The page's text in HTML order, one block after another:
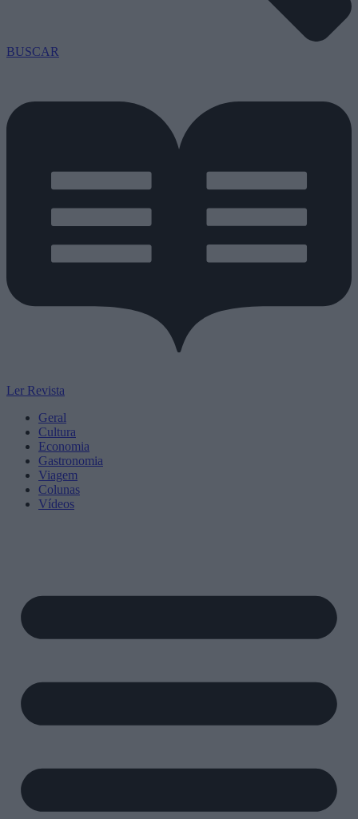
BUSCAR
Ler Revista
Geral
Cultura
Economia
Gastronomia
Viagem
Colunas
Vídeos